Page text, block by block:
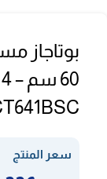
بوتاجاز
سعر المنتج